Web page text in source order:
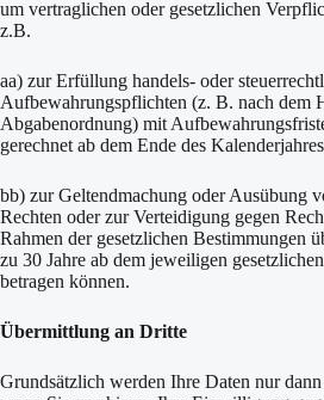
um vertraglichen oder gesetzlichen
z.B.
aa) zur Erfüllung handels- oder
Aufbewahrungspflichten (z. B. nach dem
Abgabenordnung) mit
gerechnet ab dem Ende des
bb) zur Geltendmachung oder Ausübung
Rechten oder zur Verteidigung gegen
Rahmen der gesetzlichen Bestimmungen
zu 30 Jahre ab dem jeweiligen
betragen können.
Übermittlung an Dritte
Grundsätzlich werden Ihre Daten nur